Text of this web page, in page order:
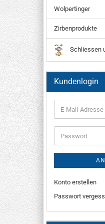
Wolpertinger
Zirbenprodukte
Schliessen
Kundenlogin
Konto erstellen
Passwort